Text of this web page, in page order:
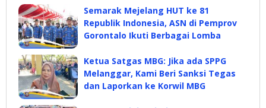
Semarak Mejelang HUT ke 81
Republik Indonesia, ASN di Pemprov
Gorontalo Ikuti Berbagai Lomba
Ketua Satgas MBG: Jika ada SPPG
Melanggar, Kami Beri Sanksi Tegas
dan Laporkan ke Korwil MBG